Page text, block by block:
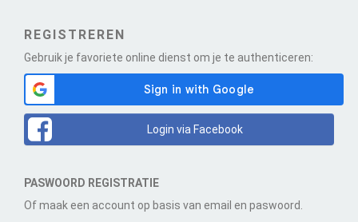
REGISTREREN
Gebruik je favoriete online dienst om je te authenticeren:
Login via Facebook
PASWOORD REGISTRATIE
Of maak een account op basis van email en paswoord.